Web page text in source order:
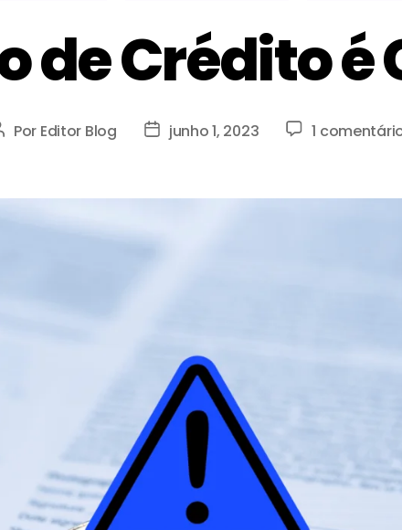
de Crédito é
Por Editor Blog junho 1, 2023 1